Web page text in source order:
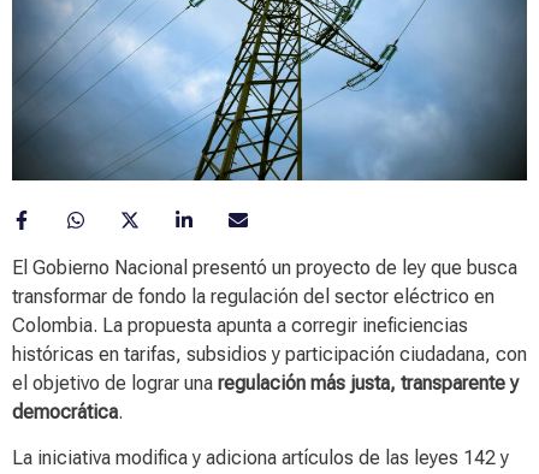
El Gobierno Nacional presentó un proyecto de ley que busca
transformar de fondo la regulación del sector eléctrico en
Colombia. La propuesta apunta a corregir ineficiencias
históricas en tarifas, subsidios y participación ciudadana, con
el objetivo de lograr una regulación más justa, transparente y
democrática.
La iniciativa modifica y adiciona artículos de las leyes 142 y